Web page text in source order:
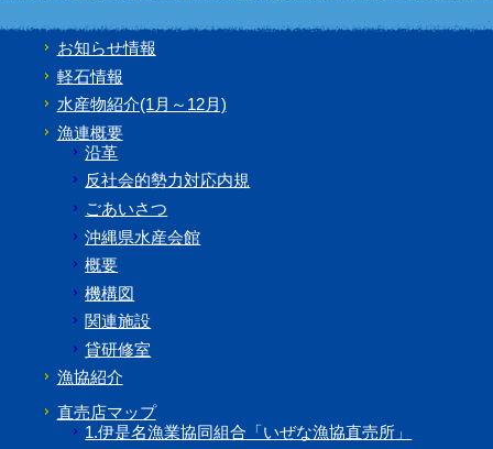
お知らせ情報
軽石情報
水産物紹介(1月～12月)
漁連概要
沿革
反社会的勢力対応内規
ごあいさつ
沖縄県水産会館
概要
機構図
関連施設
貸研修室
漁協紹介
直売店マップ
1.伊是名漁業協同組合「いぜな漁協直売所」